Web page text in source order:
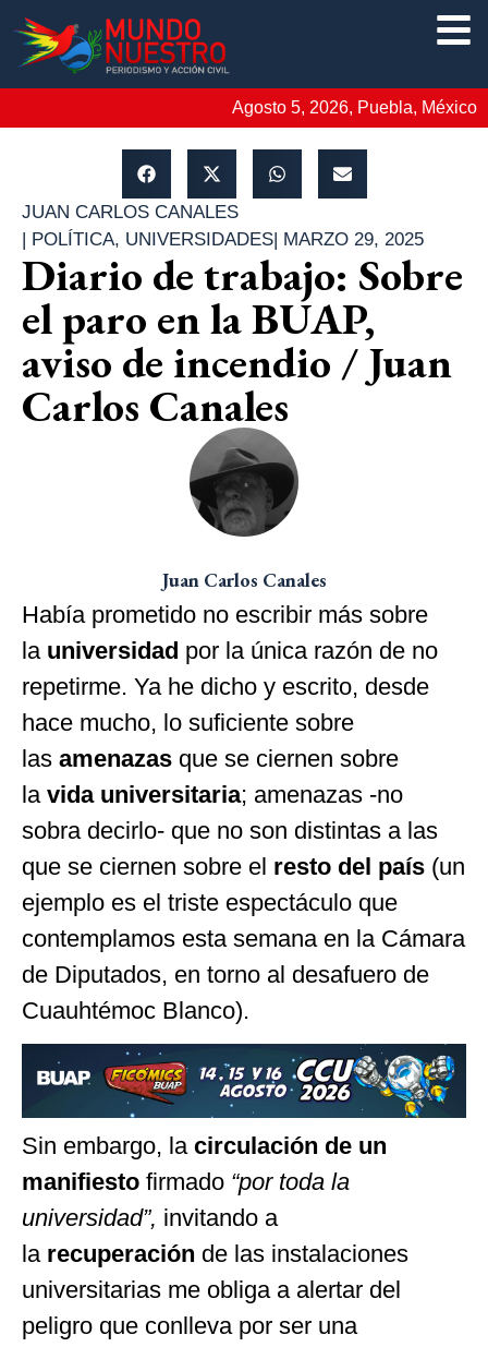
Agosto 5, 2026, Puebla, México
JUAN CARLOS CANALES
| POLÍTICA, UNIVERSIDADES| MARZO 29, 2025
Diario de trabajo: Sobre
el paro en la BUAP,
aviso de incendio / Juan
Carlos Canales
Juan Carlos Canales
Había prometido no escribir más sobre
la universidad por la única razón de no
repetirme. Ya he dicho y escrito, desde
hace mucho, lo suficiente sobre
las amenazas que se ciernen sobre
la vida universitaria; amenazas -no
sobra decirlo- que no son distintas a las
que se ciernen sobre el resto del país (un
ejemplo es el triste espectáculo que
contemplamos esta semana en la Cámara
de Diputados, en torno al desafuero de
Cuauhtémoc Blanco).
Sin embargo, la circulación de un
manifiesto firmado “por toda la
universidad”, invitando a
la recuperación de las instalaciones
universitarias me obliga a alertar del
peligro que conlleva por ser una